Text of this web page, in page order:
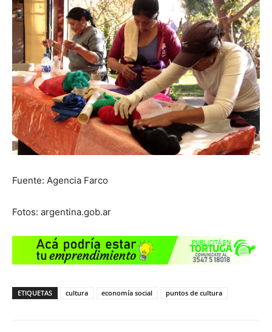
Fuente: Agencia Farco
Fotos: argentina.gob.ar
ETIQUETAS cultura economía social puntos de cultura